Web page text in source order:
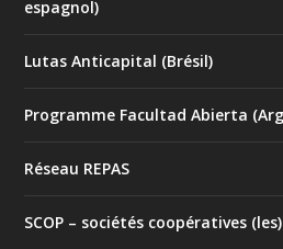
espagnol)
Lutas Anticapital (Brésil)
Programme Facultad Abierta
Réseau REPAS
SCOP – sociétés coopératives (les)